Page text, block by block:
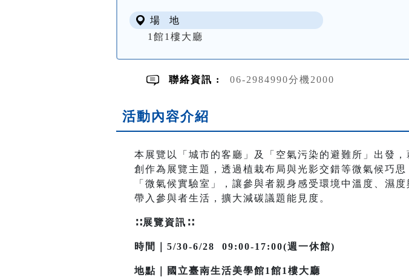
場 地
1館1樓大廳
聯絡資訊 : 06-2984990分機2000
活動內容介紹
本展覽以「城市的客廳」及「空氣污染的避難所」出發
創作為展覽主題，透過植栽布局與光影交錯等微氣候巧
「微氣候實驗室」，讓參與者親身感受環境中溫度、濕
帶入參與者生活，擴大減碳議題能見度。
∷展覽資訊∷
時間｜5/30-6/28 09:00-17:00(週一休館)
地點｜國立臺南生活美學館1館1樓大廳